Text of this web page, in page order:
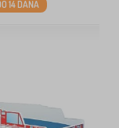
14 DANA